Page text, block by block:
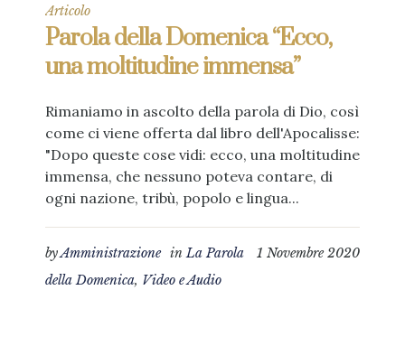
Articolo
Parola della Domenica “Ecco,
una moltitudine immensa”
Rimaniamo in ascolto della parola di Dio, così
come ci viene offerta dal libro dell'Apocalisse:
"Dopo queste cose vidi: ecco, una moltitudine
immensa, che nessuno poteva contare, di
ogni nazione, tribù, popolo e lingua...
1 Novembre 2020
byAmministrazione inLa Parola
della Domenica, Video e Audio